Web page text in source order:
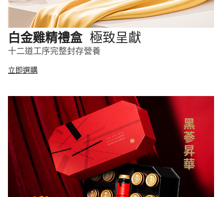
白金雞精禮盒 極致呈獻
十二道工序完整封存營養
立即選購